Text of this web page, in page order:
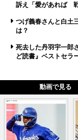
訴え「愛があれば
つげ義春さんと白土
は？
死去した丹羽宇一郎
ど読書』ベストセラ
動画で見る